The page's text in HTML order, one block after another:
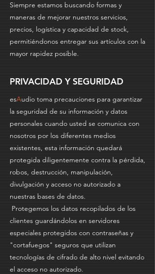
Siempre estamos buscando formas y
maneras de mejorar nuestros servicios,
precios, logística y capacidad de stock,
permitiéndonos entregar sus artículos con la
mayor rapidez posible.
PRIVACIDAD Y SEGURIDAD
esAudio toma precauciones para garantizar
la seguridad de su información y datos
personales cuando usted se comunica con
nosotros por los diferentes medios
existentes, esta información quedará
protegida diligentemente contra la pérdida,
robos, destrucción, manipulación,
divulgación y acceso no autorizado a
nuestras bases de datos.
Protegemos los datos recopilados de los
clientes guardándolos en servidores
especiales protegidos con contraseñas y
"cortafuegos" seguros que utilizan
tecnologías de cifrado de alto nivel evitando
el acceso no autorizado.